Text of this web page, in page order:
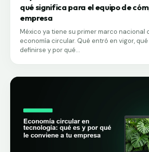
qué significa para el equipo de
empresa
México ya tiene su primer marco nacional
economía circular. Qué entró en vigor,
definirse y por qué...